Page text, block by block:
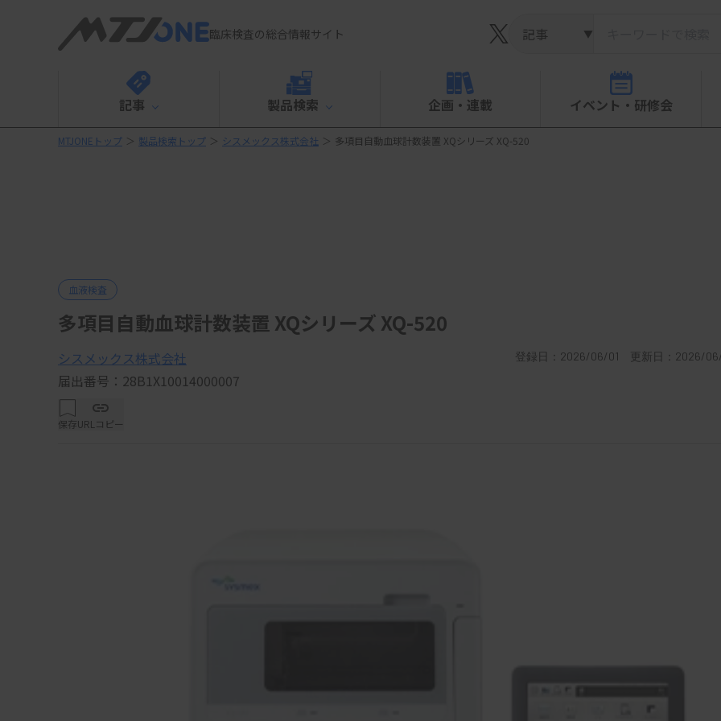
臨床検査の総合情報サイト ▼
記事 製品検索 企画・連載 イベント・研修会
MTJONEトップ ＞ 製品検索トップ ＞ シスメックス株式会社 ＞ 多項目自動血球計数装置 XQシリーズ XQ-520
血液検査
多項目自動血球計数装置 XQシリーズ XQ-520
シスメックス株式会社
届出番号：28B1X10014000007
登録日：2026/06/01 更新日：2026/
保存URLコピー